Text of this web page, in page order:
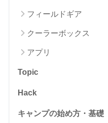
フィールドギア
クーラーボックス
アプリ
Topic
Hack
キャンプの始め方・基礎